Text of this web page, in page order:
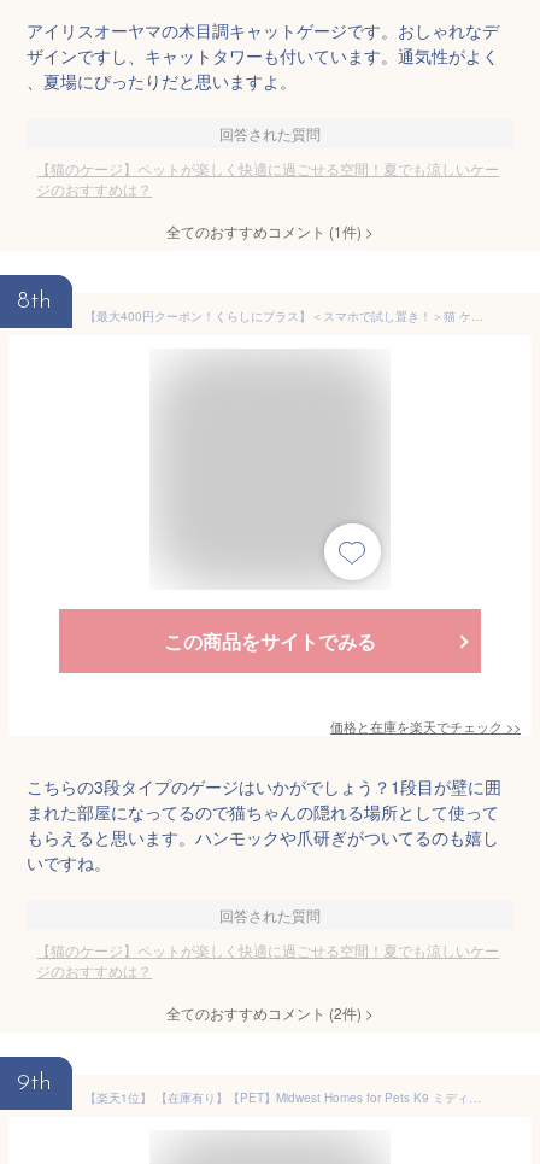
アイリスオーヤマの木目調キャットゲージです。おしゃれなデ
ザインですし、キャットタワーも付いています。通気性がよく
、夏場にぴったりだと思いますよ。
回答された質問
【猫のケージ】ペットが楽しく快適に過ごせる空間！夏でも涼しいケー
ジのおすすめは？
全てのおすすめコメント (1件) >
8th
【最大400円クーポン！くらしにプラス】＜スマホで試し置き！＞猫 ケージ アイリスオーヤマ ワイド キャットケージ 隠れ家キャットランドケージ PKC-800 おしゃれ マットブラウン猫 猫用 ケージ キャットケージ 爪とぎ ハウス 室内飼い 脱走防止 猫ケージ【あす楽】
この商品をサイトでみる
価格と在庫を楽天でチェック >>
こちらの3段タイプのゲージはいかがでしょう？1段目が壁に囲
まれた部屋になってるので猫ちゃんの隠れる場所として使って
もらえると思います。ハンモックや爪研ぎがついてるのも嬉し
いですね。
回答された質問
【猫のケージ】ペットが楽しく快適に過ごせる空間！夏でも涼しいケー
ジのおすすめは？
全てのおすすめコメント (2件) >
9th
【楽天1位】 【在庫有り】【PET】Midwest Homes for Pets K9 ミディアム スチール ポータブル ペットケージ アメリカンフェンス 約L183cm×W183cm×H122cm 大型犬 中型犬 屋外 日よけ 屋根付き サークル フェンス 犬小屋 ペット用品 大型 ペット ケージ